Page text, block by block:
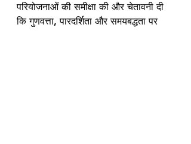
परियोजनाओं की समीक्षा की और चेतावनी दी
कि गुणवत्ता, पारदर्शिता और समयबद्धता पर